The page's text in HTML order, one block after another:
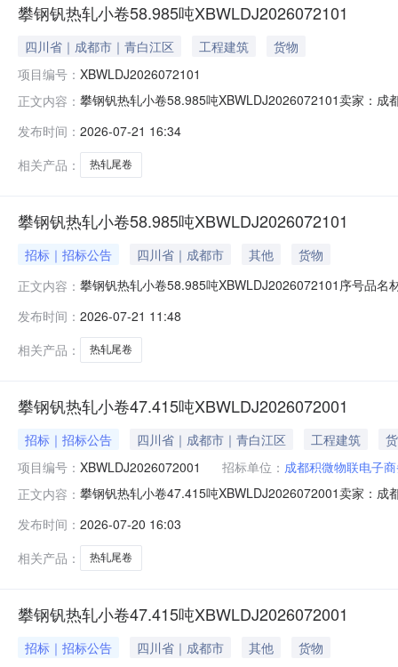
攀钢钒热轧小卷58.985吨XBWLDJ2026072101
四川省｜成都市｜青白江区 工程建筑
货物
项目编号： XBWLDJ2026072101
正文内容： 攀钢钒热轧小卷58.985吨XBWLDJ2026072101卖家：
钢钒1/2.275轧烂(因非计划产品的特殊性，可能存在与
发布时间： 2026-07-21 16:34
相关产品：
热轧尾卷
攀钢钒热轧小卷58.985吨XBWLDJ2026072101
招标｜招标公告 四川省｜成都市 其他
货物
正文内容： 攀钢钒热轧小卷58.985吨XBWLDJ2026072101序号品
热轧尾卷（小卷）S355MC(X)2*1145*C攀钢钒1/1.9破
发布时间： 2026-07-21 11:48
相关产品：
热轧尾卷
攀钢钒热轧小卷47.415吨XBWLDJ2026072001
招标｜招标公告 四川省｜成都市｜青白江区 工程建筑
项目编号： XBWLDJ2026072001 招标单位： 成都积微物联电子
正文内容： 攀钢钒热轧小卷47.415吨XBWLDJ2026072001卖家：
1/1.795折边(因非计划产品的特殊性，可能存在与描述
发布时间： 2026-07-20 16:03
相关产品：
热轧尾卷
攀钢钒热轧小卷47.415吨XBWLDJ2026072001
招标｜招标公告 四川省｜成都市 其他
货物